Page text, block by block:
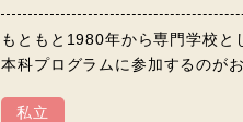
もともと1980年から専門学校と
本科プログラムに参加するのが
私立